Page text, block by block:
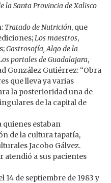
la Santa Provincia de Xalisco
Tratado de Nutrición, que
Los maestros,
Gastrosofía, Algo de la
portales de Guadalajara,
González Gutiérrez: “Obra
que lleva ya varias
la posterioridad una de
de la capital de
estaban
de la cultura tapatía,
Jacobo Gálvez.
a sus pacientes
14 de septiembre de 1983 y